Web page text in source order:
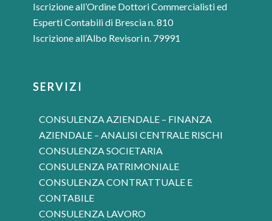
Iscrizione all’Ordine Dottori Commercialisti ed
Esperti Contabili di Brescia n. 810
Iscrizione all’Albo Revisori n. 79991
SERVIZI
CONSULENZA AZIENDALE – FINANZA
AZIENDALE – ANALISI CENTRALE RISCHI
CONSULENZA SOCIETARIA
CONSULENZA PATRIMONIALE
CONSULENZA CONTRATTUALE E
CONTABILE
CONSULENZA LAVORO